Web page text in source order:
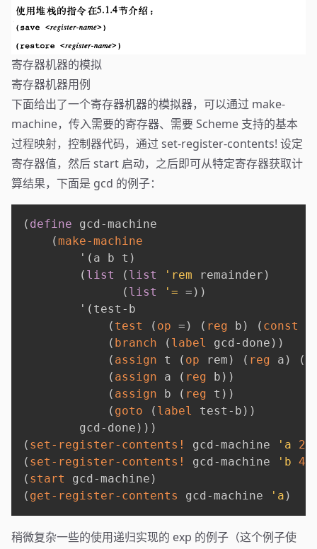
寄存器机器的模拟
寄存器机器用例
下面给出了一个寄存器机器的模拟器，可以通过 make-
machine，传入需要的寄存器、需要 Scheme 支持的基本
过程映射，控制器代码，通过 set-register-contents! 设定
寄存器值，然后 start 启动，之后即可从特定寄存器获取计
算结果，下面是 gcd 的例子：
( define gcd-machine
(make-machine
' ( a b t )
( list ( list 'rem remainder )
( list '= = ) )
' ( test-b
( test ( op = ) ( reg b ) ( const
( branch ( label gcd-done ) )
( assign t ( op rem ) ( reg a ) (
( assign a ( reg b ) )
( assign b ( reg t ) )
( goto ( label test-b ) )
        gcd-done
) ) )
( set-register-contents! gcd-machine 'a
( set-register-contents! gcd-machine 'b 40
( start gcd-machine )
( get-register-contents gcd-machine 'a )
稍微复杂一些的使用递归实现的 exp 的例子（这个例子使